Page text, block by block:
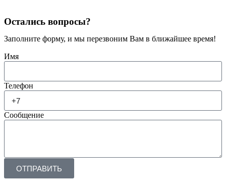
Остались вопросы?
Заполните форму, и мы перезвоним Вам в ближайшее время!
Имя
Телефон
Сообщение
ОТПРАВИТЬ